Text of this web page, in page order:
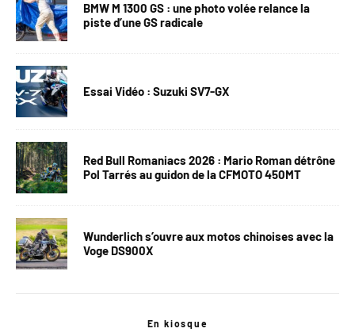
BMW M 1300 GS : une photo volée relance la
piste d’une GS radicale
Essai Vidéo : Suzuki SV7-GX
Red Bull Romaniacs 2026 : Mario Roman détrône
Pol Tarrés au guidon de la CFMOTO 450MT
Wunderlich s’ouvre aux motos chinoises avec la
Voge DS900X
En kiosque